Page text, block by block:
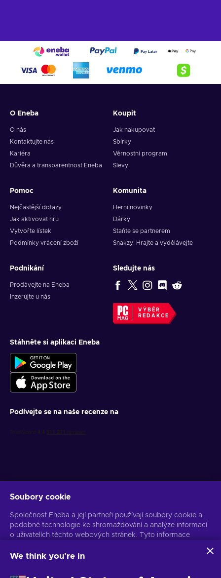
O Eneba
O nás
Kontaktujte nás
Kariéra
Důvěra a transparentnost Eneba
Koupit
Jak nakupovat
Sbírky
Věrnostní program
Slevy
Pomoc
Nejčastější dotazy
Jak aktivovat hru
Vytvořte lístek
Podmínky vrácení zboží
Komunita
Herní novinky
Dárky
Staňte se partnerem
Snakzy: Hrajte a vydělávejte
Podnikání
Prodávejte na Eneba
Inzerujte u nás
Sledujte nás
VÝBĚR
REDAKCE
Stáhněte si aplikaci Eneba
Podívejte se na naše recenze na
Získejte personalizované nabídky her
Předplatit
Z odběru se můžete kdykoli odhlásit. Více informací naleznete v
Soubory cookie
Společnost Eneba a její partneři používají soubory cookie a
podobné technologie ke shromažďování a analýze informací
o uživatelích těchto webových stránek. Tyto informace
stránkách. Vaše osobní údaje mohou být také použity k
Kliknutím na tlačítko „Přijmout vše“ souhlasíte s používáním
We think you're in